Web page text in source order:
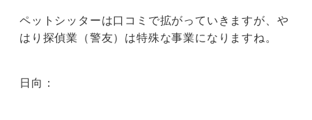
ペットシッターは口コミで拡がっていきますが、や
はり探偵業（警友）は特殊な事業になりますね。
日向：